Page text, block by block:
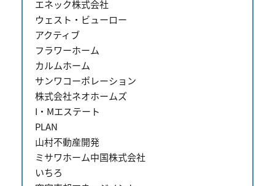
エネック株式会社
ウェスト・ビューロー
アクティブ
フラワーホーム
カルムホーム
サンワコーポレーション
株式会社ネオホームズ
I・Mエステート
PLAN
山村不動産開発
ミサワホーム中国株式会社
いちろ